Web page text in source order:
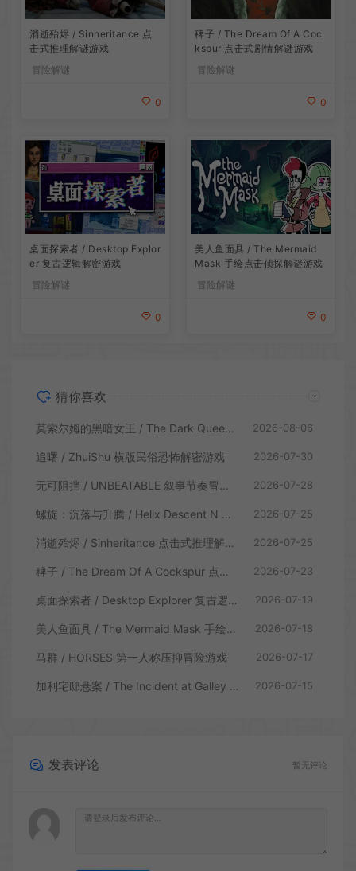
消逝殆烬 / Sinheritance 点
击式推理解谜游戏
冒险解谜
0
稗子 / The Dream Of A Coc
kspur 点击式剧情解谜游戏
冒险解谜
0
桌面探索者 / Desktop Explor
er 复古逻辑解密游戏
冒险解谜
0
美人鱼面具 / The Mermaid
Mask 手绘点击侦探解谜游戏
冒险解谜
0
猜你喜欢
莫索尔姆的黑暗女王 / The Dark Queen of Mortholme 多结局叙事游戏 2026-08-06
追曙 / ZhuiShu 横版民俗恐怖解密游戏 2026-07-30
无可阻挡 / UNBEATABLE 叙事节奏冒险游戏 2026-07-28
螺旋：沉落与升腾 / Helix Descent N Ascent 解谜冒险游戏 2026-07-25
消逝殆烬 / Sinheritance 点击式推理解谜游戏 2026-07-25
稗子 / The Dream Of A Cockspur 点击式剧情解谜游戏 2026-07-23
桌面探索者 / Desktop Explorer 复古逻辑解密游戏 2026-07-19
美人鱼面具 / The Mermaid Mask 手绘点击侦探解谜游戏 2026-07-18
马群 / HORSES 第一人称压抑冒险游戏 2026-07-17
加利宅邸悬案 / The Incident at Galley House 侦探解密推理游戏 2026-07-15
发表评论 暂无评论